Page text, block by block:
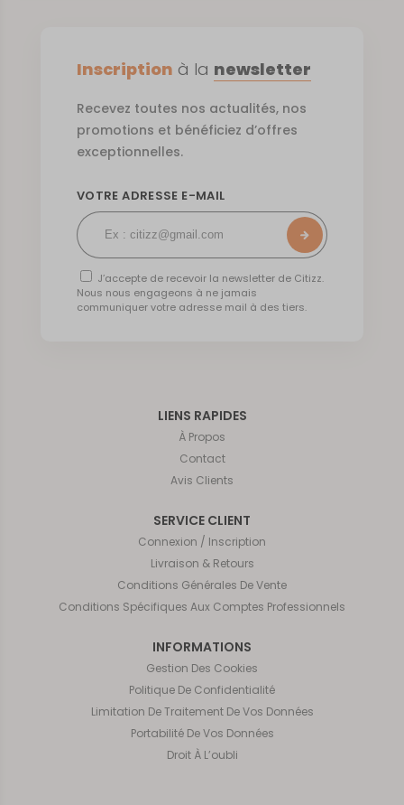
LIENS RAPIDES
À Propos
Contact
Avis Clients
SERVICE CLIENT
Connexion / Inscription
Livraison & Retours
Conditions Générales De Vente
Conditions Spécifiques Aux Comptes Professionnels
INFORMATIONS
Gestion Des Cookies
Politique De Confidentialité
Limitation De Traitement De Vos Données
Portabilité De Vos Données
Droit À L’oubli
Inscription à la newsletter
Recevez toutes nos actualités, nos
promotions et bénéficiez d’offres
exceptionnelles.
VOTRE ADRESSE E-MAIL
J’accepte de recevoir la newsletter de Citizz.
Nous nous engageons à ne jamais
communiquer votre adresse mail à des tiers.